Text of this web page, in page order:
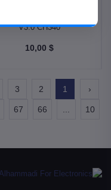
V3.0 CH340
$ 10,00
‹
1
2
3
10
66
67